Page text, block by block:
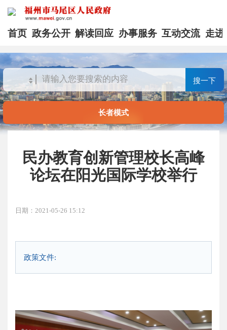
首页 政务公开 解读回应 办事服务 互动交流 走进
搜一下
长者模式
民办教育创新管理校长高峰
论坛在阳光国际学校举行
日期：2021-05-26 15:12
政策文件: